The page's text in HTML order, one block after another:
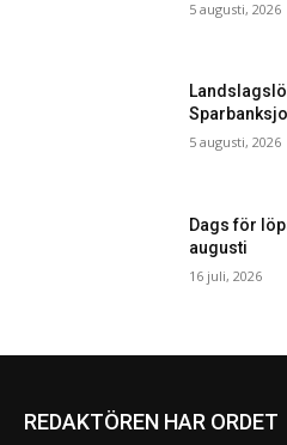
5 augusti, 2026
5 augusti, 2026
Dags för
augusti
16 juli, 2026
REDAKTÖREN HAR ORDET